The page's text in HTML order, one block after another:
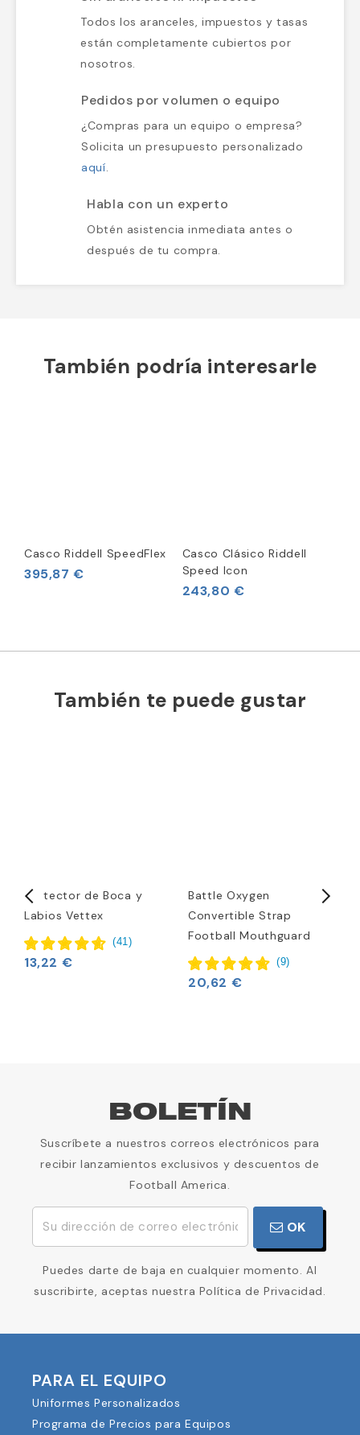
Todos los aranceles, impuestos y tasas
están completamente cubiertos por
nosotros.
Pedidos por volumen o equipo
¿Compras para un equipo o empresa?
Solicita un presupuesto personalizado
aquí.
Habla con un experto
Obtén asistencia inmediata antes o
después de tu compra.
También podría interesarle
Casco Riddell SpeedFlex
395,87 €
Casco Clásico Riddell
Speed Icon
243,80 €
También te puede gustar
Protector de Boca y
Labios Vettex
(41 )
13,22 €
Battle Oxygen
Convertible Strap
Football Mouthguard
(9)
20,62 €
BOLETÍN
Suscríbete a nuestros correos electrónicos para
recibir lanzamientos exclusivos y descuentos de
Football America.
OK
Puedes darte de baja en cualquier momento. Al
suscribirte, aceptas nuestra Política de Privacidad.
PARA EL EQUIPO
Uniformes Personalizados
Programa de Precios para Equipos